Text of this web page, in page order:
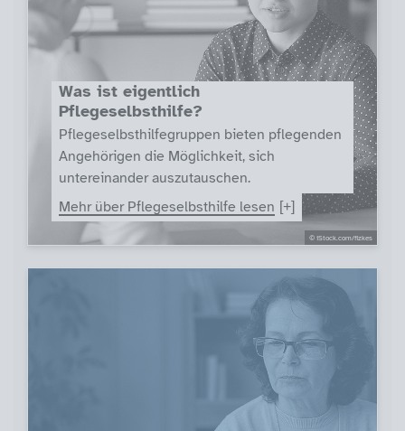
© iStock.com/fizkes
Was ist eigentlich
Pflegeselbsthilfe?
Pflegeselbsthilfegruppen bieten pflegenden
Angehörigen die Möglichkeit, sich
untereinander auszutauschen.
Mehr über Pflegeselbsthilfe lesen